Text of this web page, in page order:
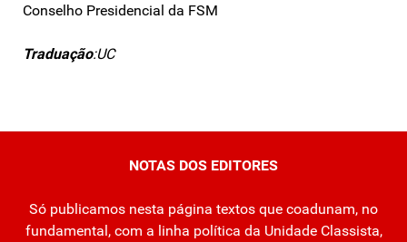
Conselho Presidencial da FSM
Traduação:UC
NOTAS DOS EDITORES
Só publicamos nesta página textos que coadunam, no
fundamental, com a linha política da Unidade Classista,